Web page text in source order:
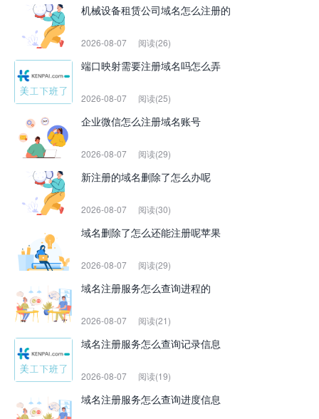
机械设备租赁公司域名怎么注册的
2026-08-07 阅读(26)
端口映射需要注册域名吗怎么弄
2026-08-07 阅读(25)
企业微信怎么注册域名账号
2026-08-07 阅读(29)
新注册的域名删除了怎么办呢
2026-08-07 阅读(30)
域名删除了怎么还能注册呢苹果
2026-08-07 阅读(29)
域名注册服务怎么查询进程的
2026-08-07 阅读(21)
域名注册服务怎么查询记录信息
2026-08-07 阅读(19)
域名注册服务怎么查询进度信息